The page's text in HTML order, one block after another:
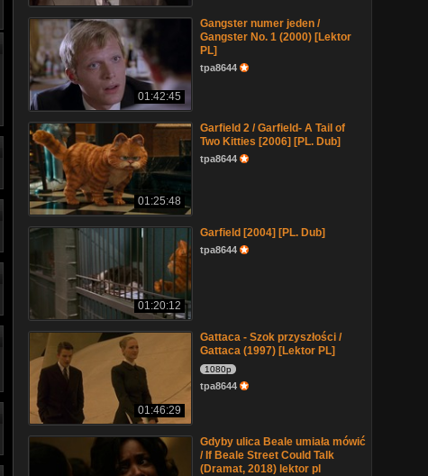
01:42:45
Gangster numer jeden /
Gangster No. 1 (2000) [Lektor
PL]
tpa8644
01:25:48
Garfield 2 / Garfield- A Tail of
Two Kitties [2006] [PL. Dub]
tpa8644
01:20:12
Garfield [2004] [PL. Dub]
tpa8644
01:46:29
Gattaca - Szok przyszłości /
Gattaca (1997) [Lektor PL]
1080p
tpa8644
Gdyby ulica Beale umiała mówić
/ If Beale Street Could Talk
(Dramat, 2018) lektor pl